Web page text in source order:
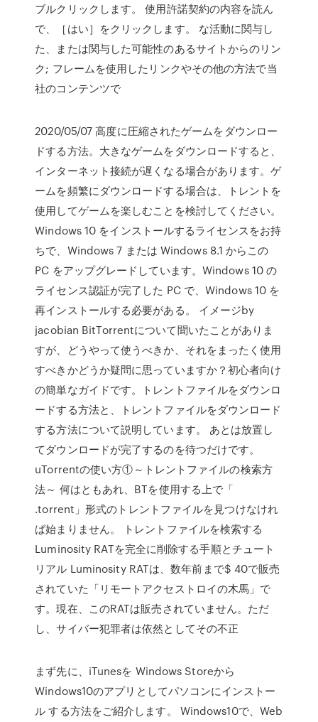
ブルクリックします。 使用許諾契約の内容を読ん
で、［はい］をクリックします。 な活動に関与し
た、または関与した可能性のあるサイトからのリン
ク; フレームを使用したリンクやその他の方法で当
社のコンテンツで
2020/05/07 高度に圧縮されたゲームをダウンロー
ドする方法。大きなゲームをダウンロードすると、
インターネット接続が遅くなる場合があります。ゲ
ームを頻繁にダウンロードする場合は、トレントを
使用してゲームを楽しむことを検討してください。
Windows 10 をインストールするライセンスをお持
ちで、Windows 7 または Windows 8.1 からこの
PC をアップグレードしています。Windows 10 の
ライセンス認証が完了した PC で、Windows 10 を
再インストールする必要がある。 イメージby
jacobian BitTorrentについて聞いたことがありま
すが、どうやって使うべきか、それをまったく使用
すべきかどうか疑問に思っていますか？初心者向け
の簡単なガイドです。トレントファイルをダウンロ
ードする方法と、トレントファイルをダウンロード
する方法について説明しています。 あとは放置し
てダウンロードが完了するのを待つだけです。
uTorrentの使い方①～トレントファイルの検索方
法～ 何はともあれ、BTを使用する上で「
.torrent」形式のトレントファイルを見つけなけれ
ば始まりません。 トレントファイルを検索する
Luminosity RATを完全に削除する手順とチュート
リアル Luminosity RATは、数年前まで$ 40で販売
されていた「リモートアクセストロイの木馬」で
す。現在、このRATは販売されていません。ただ
し、サイバー犯罪者は依然としてその不正
まず先に、iTunesを Windows Storeから
Windows10のアプリとしてパソコンにインストー
ル する方法をご紹介します。 Windows10で、Web